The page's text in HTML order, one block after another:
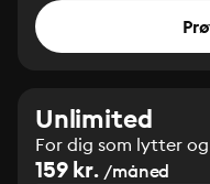
Unlimited
For dig som lytter
159 kr. /måned